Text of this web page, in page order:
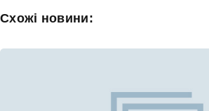
Схожі новини: